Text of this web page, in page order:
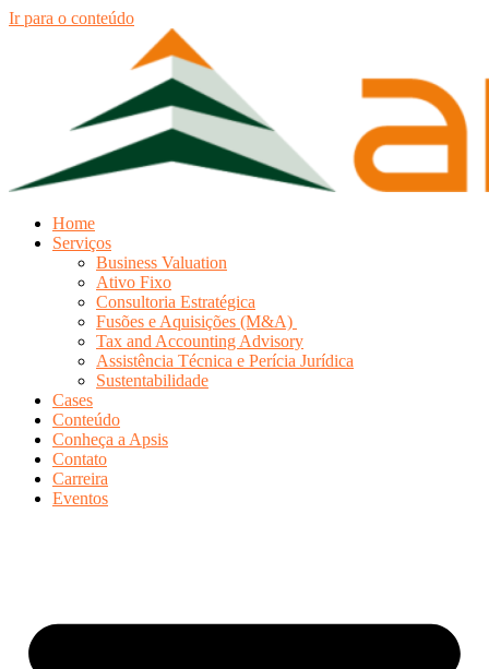
Ir para o conteúdo
Home
Serviços
Business Valuation
Ativo Fixo
Consultoria Estratégica
Fusões e Aquisições (M&A)
Tax and Accounting Advisory
Assistência Técnica e Perícia Jurídica
Sustentabilidade
Cases
Conteúdo
Conheça a Apsis
Contato
Carreira
Eventos